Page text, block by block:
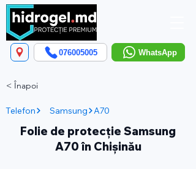
WhatsApp
076005005
< Înapoi
Telefon Samsung A70
Folie de protecție Samsung
A70 în Chișinău